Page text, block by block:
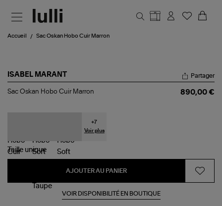
Accueil Sac Oskan Hobo Cuir Marron
ISABEL MARANT
Sac
Partager
Sac Oskan Hobo Cuir Marron 890,00 €
+7
Voir plus
Taille unique
AJOUTER AU PANIER
VOIR DISPONIBILITÉ EN BOUTIQUE